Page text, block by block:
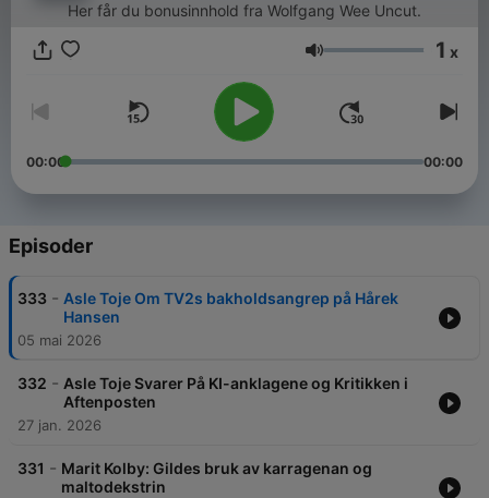
Her får du bonusinnhold fra Wolfgang Wee Uncut.
Volum 1 x
00:00 00:00
Episoder
333 - Asle Toje Om TV2s bakholdsangrep på Hårek
Hansen
05 mai 2026
332 - Asle Toje Svarer På KI-anklagene og Kritikken i
Aftenposten
27 jan. 2026
331 - Marit Kolby: Gildes bruk av karragenan og
maltodekstrin